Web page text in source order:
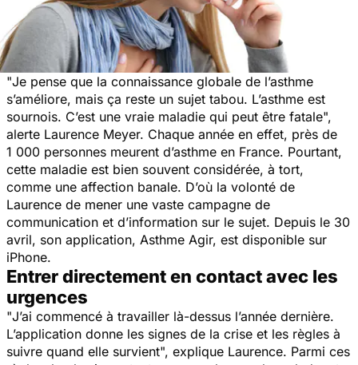
"Je pense que la connaissance globale de l’asthme
s’améliore, mais ça reste un sujet tabou. L’asthme est
sournois. C’est une vraie maladie qui peut être fatale",
alerte Laurence Meyer. Chaque année en effet, près de
1 000 personnes meurent d’asthme en France. Pourtant,
cette maladie est bien souvent considérée, à tort,
comme une affection banale. D’où la volonté de
Laurence de mener une vaste campagne de
communication et d’information sur le sujet. Depuis le 30
avril, son application, Asthme Agir, est disponible sur
iPhone.
Entrer directement en contact avec les
urgences
"J’ai commencé à travailler là-dessus l’année dernière.
L’application donne les signes de la crise et les règles à
suivre quand elle survient", explique Laurence. Parmi ces